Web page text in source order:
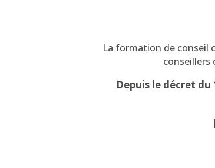
La formation de conseil
conseillers
Depuis le décret du